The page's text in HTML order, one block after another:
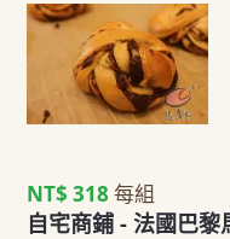
NT$ 318 每組
自宅商鋪 - 法國巴